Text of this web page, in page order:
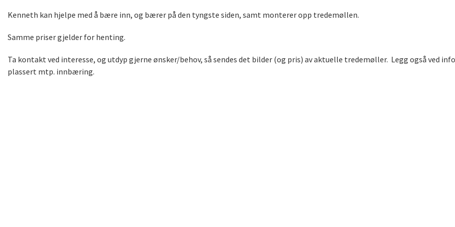
Kenneth kan hjelpe med å bære inn, og bærer på den tyngste siden, samt monterer opp tredemøllen.
Samme priser gjelder for henting.
Ta kontakt ved interesse, og utdyp gjerne ønsker/behov, så sendes det bilder (og pris) av aktuelle tredemøller. Legg også ved
plassert mtp. innbæring.